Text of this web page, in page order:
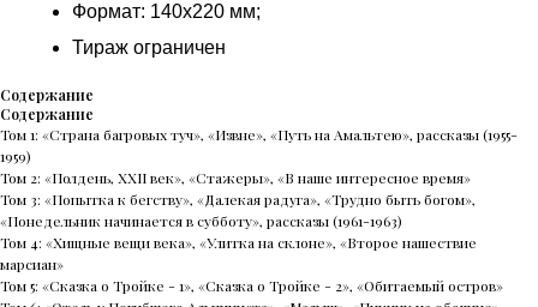
Формат: 140х220 мм;
Тираж ограничен
Содержание
Содержание
Том 1: «Страна багровых туч», «Извне», «Путь на Амальтею», рассказы (1955-
1959)
Том 2: «Полдень, XXII век», «Стажеры», «В наше интересное время»
Том 3: «Попытка к бегству», «Далекая радуга», «Трудно быть богом»,
«Понедельник начинается в субботу», рассказы (1961-1963)
Том 4: «Хищные вещи века», «Улитка на склоне», «Второе нашествие
марсиан»
Том 5: «Сказка о Тройке - 1», «Сказка о Тройке - 2», «Обитаемый остров»